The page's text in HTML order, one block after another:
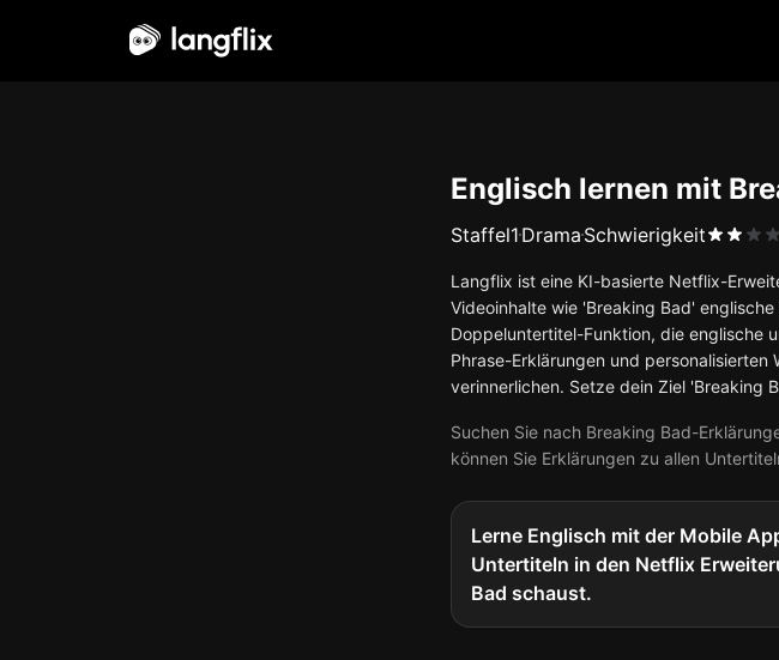
Englisch lernen mit
Staffel1 Drama Schwierigkeit
Langflix ist eine KI-basierte Netflix-
Videoinhalte wie 'Breaking Bad'
Doppeluntertitel-Funktion, die englische
Phrase-Erklärungen und
verinnerlichen. Setze dein Ziel 'Breaking
Suchen Sie nach Breaking Bad-
können Sie Erklärungen zu allen
Lerne Englisch mit der Mobile
Untertiteln in den Netflix
Bad schaust.